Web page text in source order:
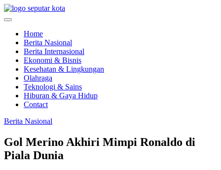
Skip
to
Home
Berita Nasional
Berita Internasional
Ekonomi & Bisnis
Kesehatan & Lingkungan
Olahraga
Teknologi & Sains
Hiburan & Gaya Hidup
Contact
Berita Nasional
Gol Merino Akhiri Mimpi Ronaldo di
Piala Dunia